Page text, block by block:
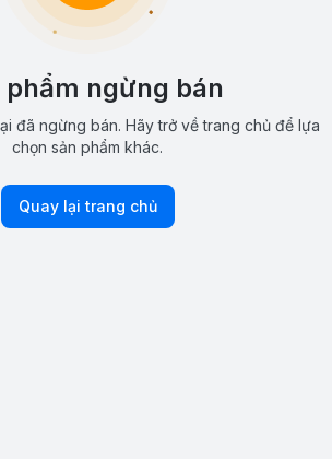
phẩm ngừng bán
đã ngừng bán. Hãy trở về trang chủ để lựa
chọn sản phẩm khác.
Quay lại trang chủ